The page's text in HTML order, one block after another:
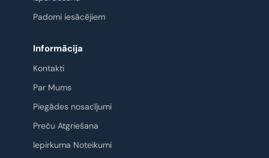
Padomi iesācējiem
Informācija
Kontakti
Par Mums
Piegādes nosacījumi
Preču Atgriešana
Iepirkuma Noteikumi